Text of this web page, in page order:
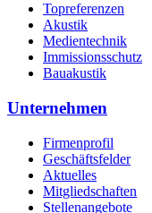
Topreferenzen
Akustik
Medientechnik
Immissionsschutz
Bauakustik
Unternehmen
Firmenprofil
Geschäftsfelder
Aktuelles
Mitgliedschaften
Stellenangebote